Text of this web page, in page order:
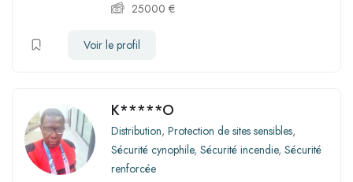
25000 €
Voir le profil
K*****O
Distribution, Protection de sites sensibles,
Sécurité cynophile, Sécurité incendie, Sécurité
renforcée